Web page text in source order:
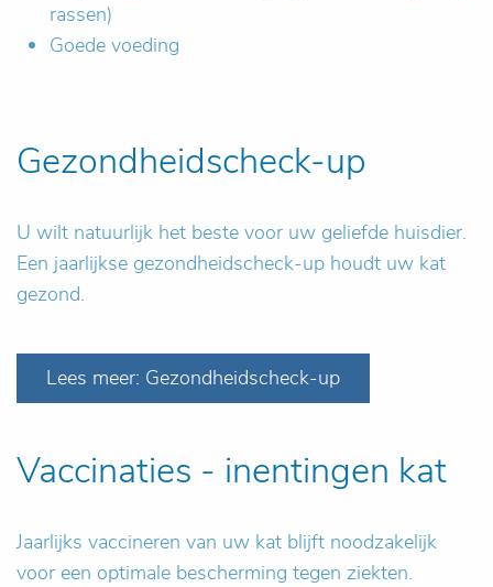
rassen)
Goede voeding
Gezondheidscheck-up
U wilt natuurlijk het beste voor uw geliefde huisdier.
Een jaarlijkse gezondheidscheck-up houdt uw kat
gezond.
Lees meer: Gezondheidscheck-up
Vaccinaties - inentingen kat
Jaarlijks vaccineren van uw kat blijft noodzakelijk
voor een optimale bescherming tegen ziekten.